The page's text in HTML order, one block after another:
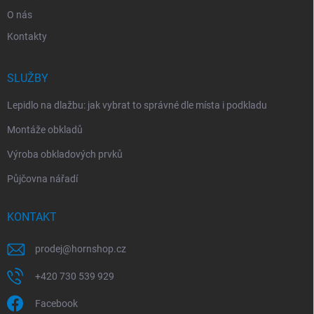
O nás
Kontakty
SLUŽBY
Lepidlo na dlažbu: jak vybrat to správné dle místa i podkladu
Montáže obkladů
Výroba obkladových prvků
Půjčovna nářadí
KONTAKT
prodej@hornshop.cz
+420 730 539 929
Facebook